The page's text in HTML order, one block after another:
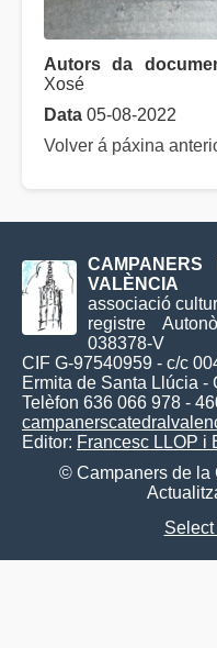
Autors da
Xosé
Data 05-08-2022
Volver á páxina
VALÈNCIA
associació
registre
038378-V
CIF G-97540959 - c/c
Ermita de Santa Llúcia -
Telèfon 636 066 978 -
Editor: Francesc LLOP i
© Campaners de la